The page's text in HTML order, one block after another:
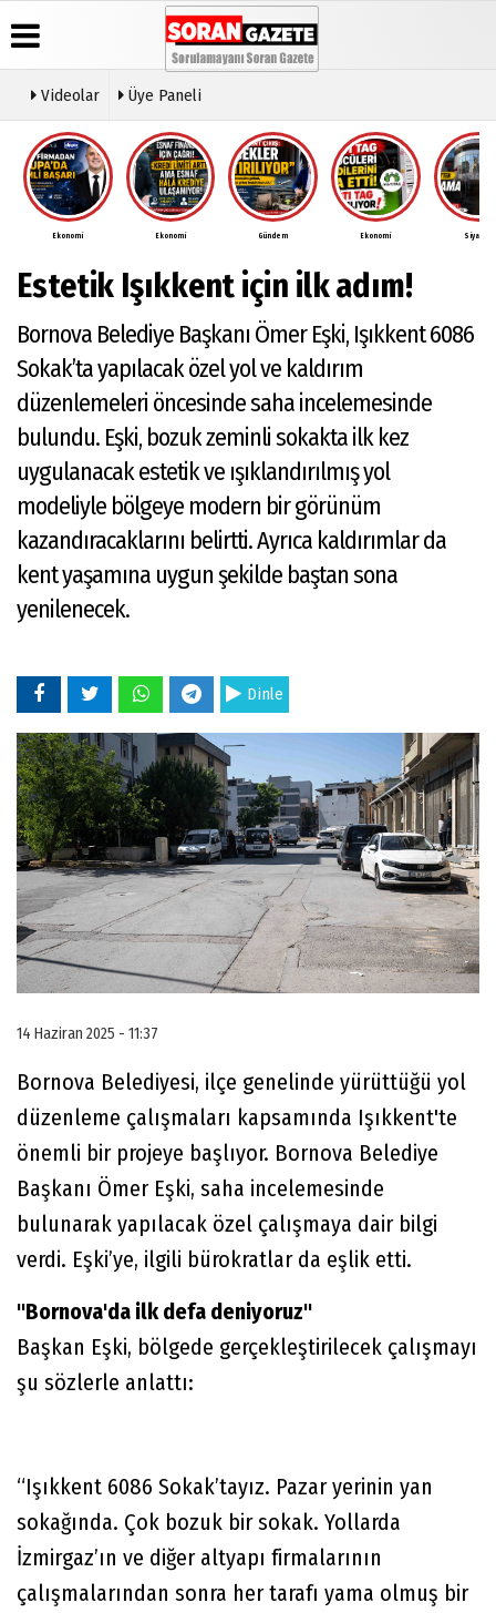
Üye Paneli
Haber
Arşivi
Haberleri
Anketler
Video
Galeri
Künye
İletişim
Çerez
Gizlilik
Videolar Üye Paneli
Ekonomi Ekonomi Gündem Ekonomi Siyaset
Estetik Işıkkent için ilk adım!
Bornova Belediye Başkanı Ömer Eşki, Işıkkent 6086
Sokak’ta yapılacak özel yol ve kaldırım
düzenlemeleri öncesinde saha incelemesinde
bulundu. Eşki, bozuk zeminli sokakta ilk kez
uygulanacak estetik ve ışıklandırılmış yol
modeliyle bölgeye modern bir görünüm
kazandıracaklarını belirtti. Ayrıca kaldırımlar da
kent yaşamına uygun şekilde baştan sona
yenilenecek.
Dinle
14 Haziran 2025 - 11:37
Bornova Belediyesi, ilçe genelinde yürüttüğü yol
düzenleme çalışmaları kapsamında Işıkkent'te
önemli bir projeye başlıyor. Bornova Belediye
Başkanı Ömer Eşki, saha incelemesinde
bulunarak yapılacak özel çalışmaya dair bilgi
verdi. Eşki’ye, ilgili bürokratlar da eşlik etti.
"Bornova'da ilk defa deniyoruz"
Başkan Eşki, bölgede gerçekleştirilecek çalışmayı
şu sözlerle anlattı:
“Işıkkent 6086 Sokak’tayız. Pazar yerinin yan
sokağında. Çok bozuk bir sokak. Yollarda
İzmirgaz’ın ve diğer altyapı firmalarının
çalışmalarından sonra her tarafı yama olmuş bir